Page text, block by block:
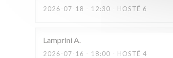
2026-07-18 - 12:30 - HOSTÉ 6
Lamprini A
2026-07-16 - 18:00 - HOSTÉ 4